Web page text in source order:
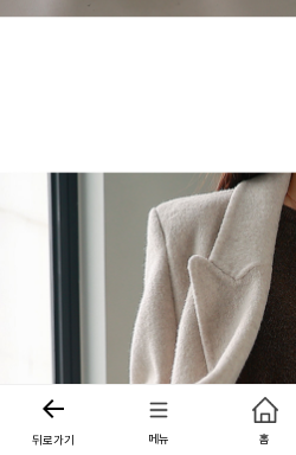
뒤로가기 메뉴 홈